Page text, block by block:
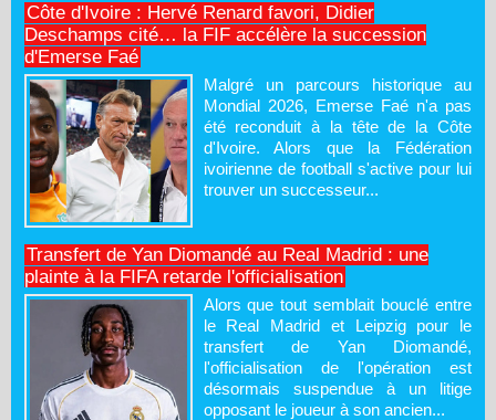
Côte d'Ivoire : Hervé Renard favori, Didier
Deschamps cité… la FIF accélère la succession
d'Emerse Faé
Malgré un parcours historique au
Mondial 2026, Emerse Faé n'a pas
été reconduit à la tête de la Côte
d'Ivoire. Alors que la Fédération
ivoirienne de football s'active pour lui
trouver un successeur...
Transfert de Yan Diomandé au Real Madrid : une
plainte à la FIFA retarde l'officialisation
Alors que tout semblait bouclé entre
le Real Madrid et Leipzig pour le
transfert de Yan Diomandé,
l'officialisation de l'opération est
désormais suspendue à un litige
opposant le joueur à son ancien...